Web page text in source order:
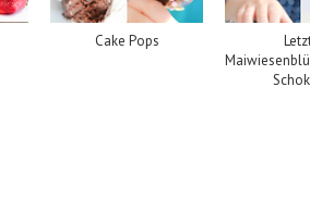
Cake Pops